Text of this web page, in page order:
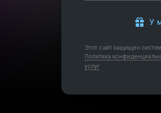
У
Этот сайт защищен
Политика
услуг